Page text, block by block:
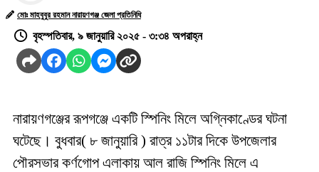
মোঃ মাহবুবুর রহমান নারায়ণগঞ্জ জেলা প্রতিনিধি
বৃহস্পতিবার, ৯ জানুয়ারি ২০২৫ - ৩:৩৪ অপরাহ্ন
নারায়ণগঞ্জের রূপগঞ্জে একটি স্পিনিং মিলে অগ্নিকাণ্ডের ঘটনা
ঘটেছে। বুধবার( ৮ জানুয়ারি ) রাত্র ১১টার দিকে উপজেলার
পৌরসভার কর্ণগোপ এলাকায় আল রাজি স্পিনিং মিলে এ